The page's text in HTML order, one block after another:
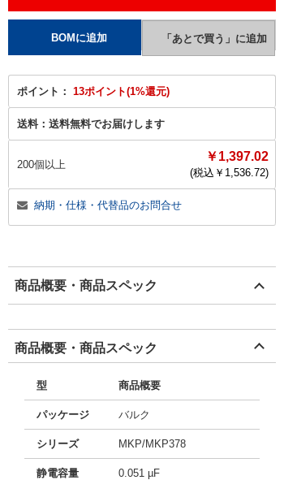
ポイント： 13ポイント(1%還元)
送料： 送料無料でお届けします
200個以上
￥1,397.02
(税込￥ 1,536.72)
納期・仕様・代替品のお問合せ
商品概要・商品スペック
商品概要・商品スペック
型 商品概要
パッケージ バルク
シリーズ MKP/MKP378
静電容量 0.051 µF